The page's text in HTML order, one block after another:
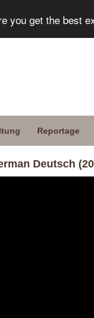
you get the best
Reportage
Deutsch